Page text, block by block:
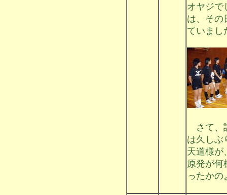
オヤジで
は、その
ていまし
さて、
は久しぶ
天道様が
原発が何
ったかの